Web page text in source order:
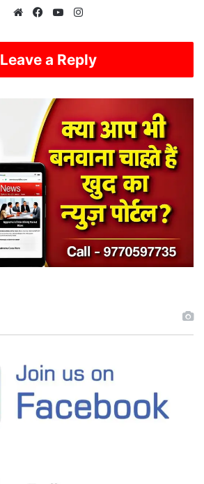
WebsiteFacebookYouTube
Leave a Reply